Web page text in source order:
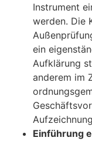
Instrument
werden. Die
ein
Aufklärung
anderem im
Einführung